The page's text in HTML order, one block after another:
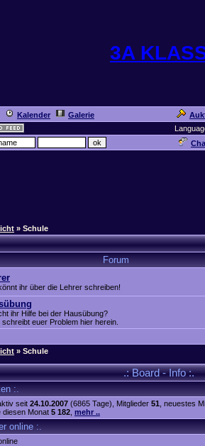
3A
Kalender Galerie
» Schule
Forum
ihr über die Lehrer schreiben!
ihr Hilfe bei der Hausübung?
schreibt euer Problem hier herein.
» Schule
.: Board - Info :.
:.
seit 24.10.2007 (6865 Tage), Mitglieder 51 , neuestes
diesen Monat 5 182 mehr ..
online :.